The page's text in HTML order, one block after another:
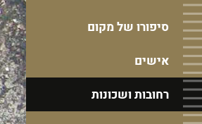
סיפורו של מקום
אישים
רחובות ושכונות